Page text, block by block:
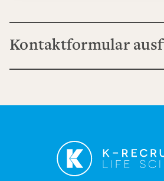
Kontaktformular